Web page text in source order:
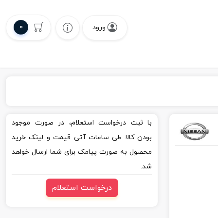
ورود 0
با ثبت درخواست استعلام، در صورت موجود
بودن کالا طی ساعات آتی قیمت و لینک خرید
محصول به صورت پیامک برای شما ارسال خواهد
شد.
درخواست استعلام